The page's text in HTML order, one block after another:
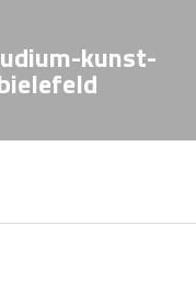
kunst-